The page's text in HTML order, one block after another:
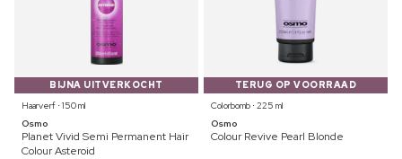
BIJNA UITVERKOCHT
Haarverf ⋅ 150 ml
Osmo
Planet Vivid Semi Permanent Hair
Colour Asteroid
TERUG OP VOORRAAD
Colorbomb ⋅ 225 ml
Osmo
Colour Revive Pearl Blonde